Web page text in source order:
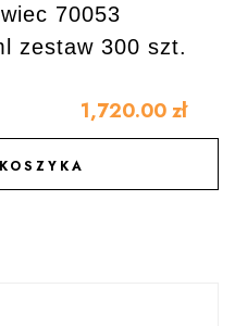
70053
zestaw 300 szt.
1,720.00 zł